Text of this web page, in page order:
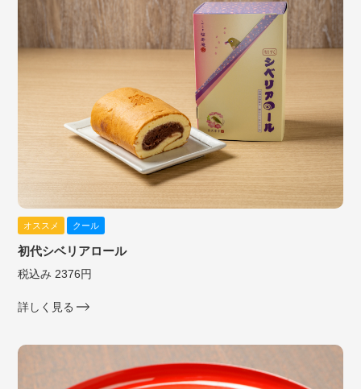
オススメ クール
初代シベリアロール
税込み 2376円
詳しく見る